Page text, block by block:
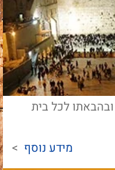
לכל בית
מידע נוסף >